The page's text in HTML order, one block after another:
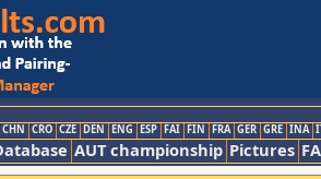
CHN CRO CZE DEN ENG ESP FAI FIN FRA GER GRE INA
AUT championship Pictures